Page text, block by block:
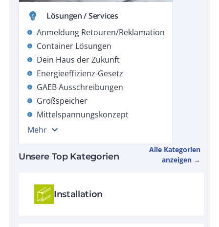
emoji_objects Lösungen / Services
info Anmeldung Retouren/Reklamation
info Container Lösungen
info Dein Haus der Zukunft
info Energieeffizienz-Gesetz
info GAEB Ausschreibungen
info Großspeicher
info
Mittelspannungskonzept
Mehr expand_more
Unsere Top Kategorien
Alle Kategorien
anzeigen →
Installation